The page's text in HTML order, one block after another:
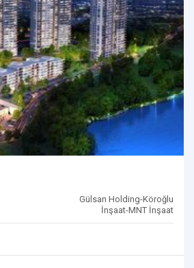
Gülsan Holding-Köroğlu
İnşaat-MNT İnşaat